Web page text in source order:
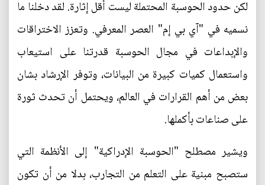
لكن حدود الحوسبة المحتملة ليست أقل إثارة. لقد دخلنا ما
نسميه في "آي بي إم" العصر المعرفي. وتعزز الاختراقات
والإبداعات في مجال الحوسبة قدرتنا على استيعاب
واستعمال كميات كبيرة من البيانات، وتوفر الإرشاد بشان
بعض من أهم القرارات في العالم، ويحتمل أن تحدث ثورة
على صناعات بأكملها.
ويشير مصطلح "الحوسبة الإدراكية" إلى الأنظمة التي
ستصبح مبنية على التعلم من التجارب، بدلا من أن تكون